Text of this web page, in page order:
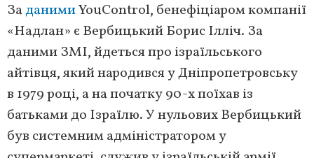
ЗаданимиYouControl, бенефіціаром компанії
«Надлан» є Вербицький Борис Ілліч. За
даними ЗМІ, йдеться про ізраїльського
айтівця, який народився у Дніпропетровську
в 1979 році, а на початку 90-х поїхав із
батьками до Ізраїлю. У нульових Вербицький
був системним адміністратором у